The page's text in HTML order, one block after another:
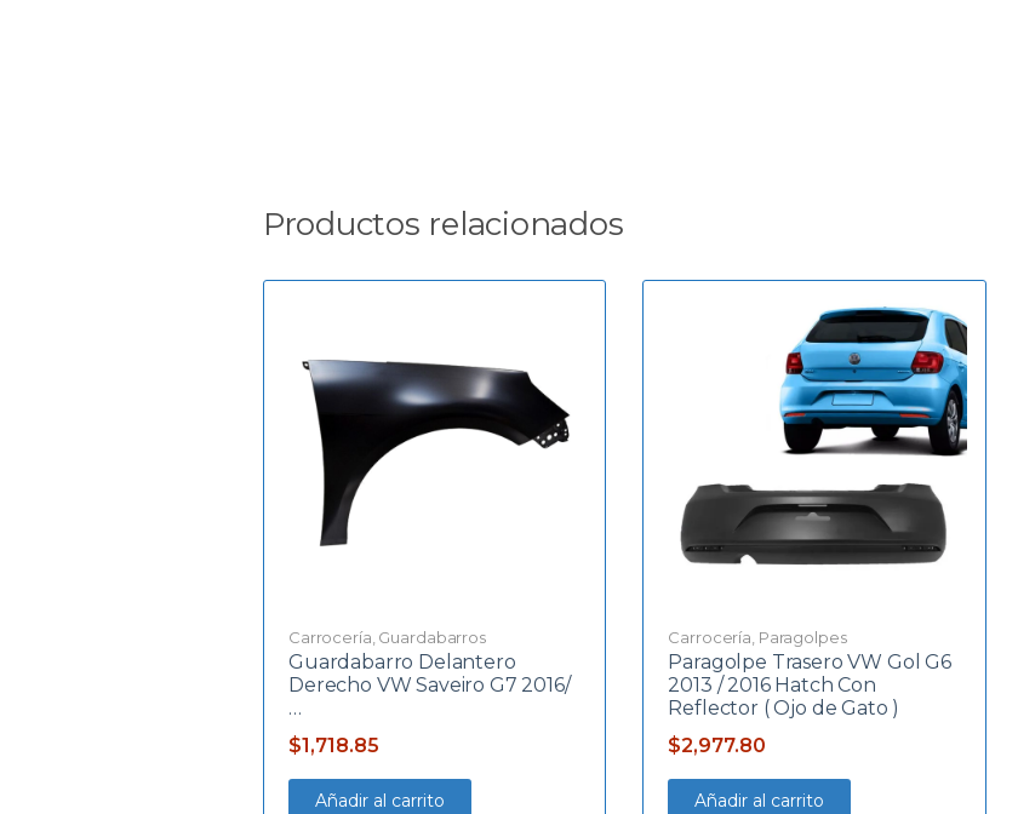
Productos relacionados
Carrocería Guardabarros
Guardabarro Delantero
Derecho VW Saveiro G7 2016/
…
$1,718.85
Añadir al carrito
Carrocería Paragolpes
Paragolpe Trasero VW Gol G6
2013 / 2016 Hatch Con
Reflector ( Ojo de Gato )
$2,977.80
Añadir al carrito